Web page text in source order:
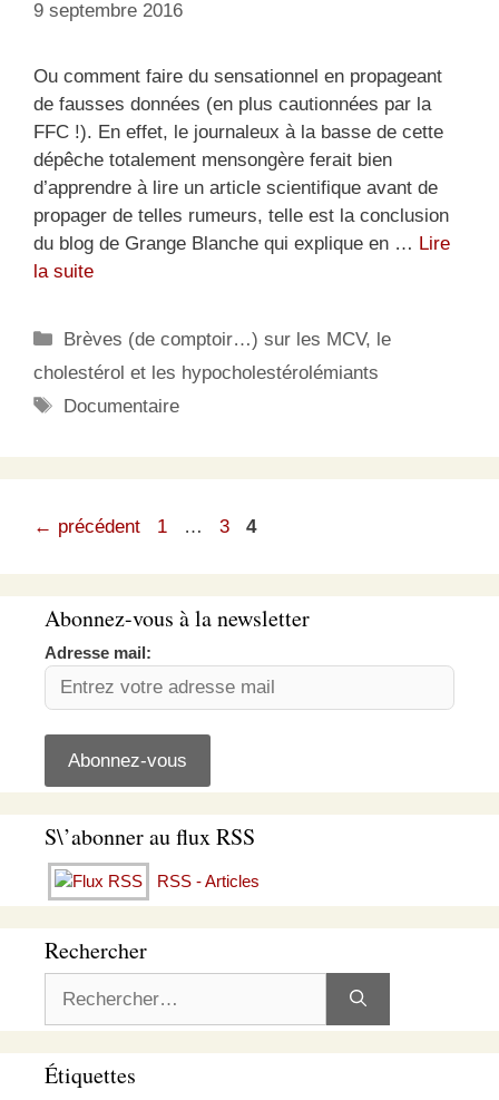
9 septembre 2016
Ou comment faire du sensationnel en propageant
de fausses données (en plus cautionnées par la
FFC !). En effet, le journaleux à la basse de cette
dépêche totalement mensongère ferait bien
d’apprendre à lire un article scientifique avant de
propager de telles rumeurs, telle est la conclusion
du blog de Grange Blanche qui explique en … Lire
la suite
Catégories
Brèves (de comptoir…) sur les MCV, le
cholestérol et les hypocholestérolémiants
Étiquettes
Documentaire
← précédent Page
1 … Page
3 Page
4
Abonnez-vous à la newsletter
Adresse mail:
S\’abonner au flux RSS
RSS - Articles
Rechercher
Étiquettes